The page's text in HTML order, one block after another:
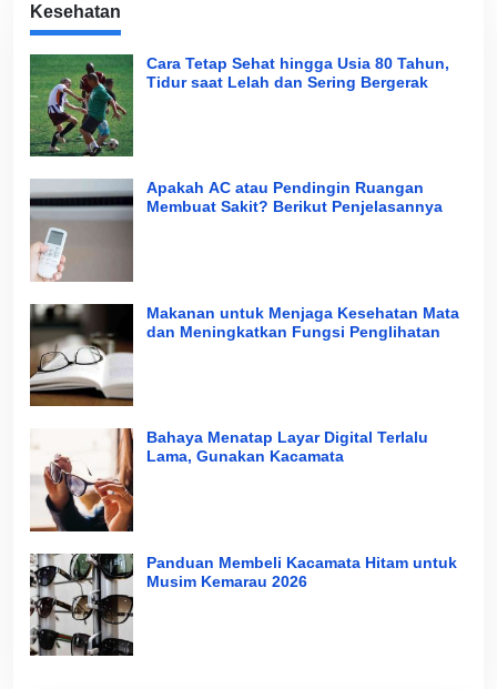
Kesehatan
Cara Tetap Sehat hingga Usia 80 Tahun,
Tidur saat Lelah dan Sering Bergerak
Apakah AC atau Pendingin Ruangan
Membuat Sakit? Berikut Penjelasannya
Makanan untuk Menjaga Kesehatan Mata
dan Meningkatkan Fungsi Penglihatan
Bahaya Menatap Layar Digital Terlalu
Lama, Gunakan Kacamata
Panduan Membeli Kacamata Hitam untuk
Musim Kemarau 2026